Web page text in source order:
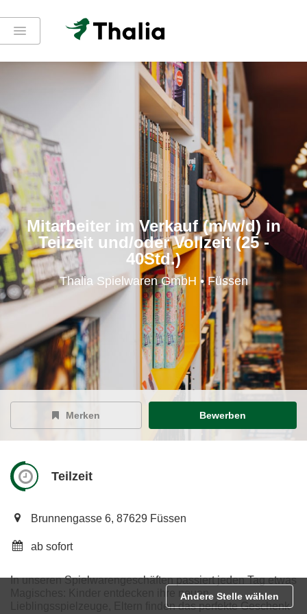
Mitarbeiter im Verkauf (m/w/d) in
Teilzeit und/oder Vollzeit (25 -
40Std.)
Thalia Spielwaren GmbH • Füssen
Merken Bewerben
Teilzeit
Brunnengasse 6, 87629 Füssen
ab sofort
In unseren Spielwarengeschäften passiert jeden Tag etwas
Magisches: Kinder entdecken ihre neuen
Lieblingsspielzeuge, Eltern finden das perfekte Geschenk
Andere Stelle wählen